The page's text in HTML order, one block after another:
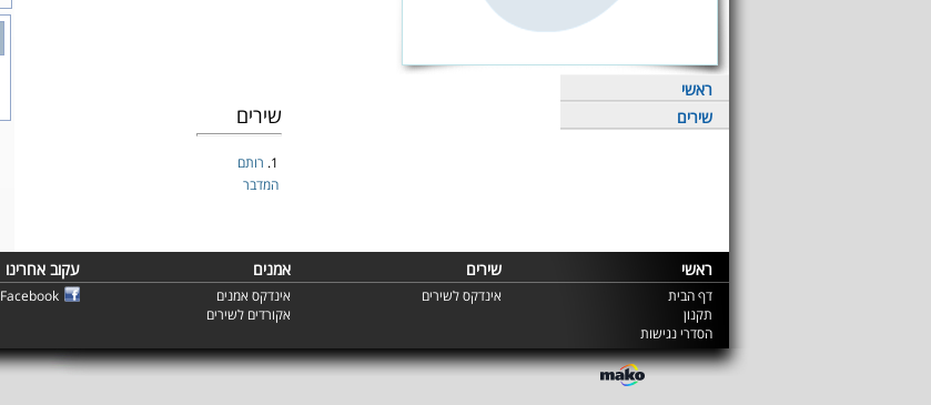
ראשי
שירים
שירים
1. רותם
המדבר
ראשי שירים אמנים עקוב אחרינו
דף הבית
תקנון
הסדרי נגישות
אינדקס לשירים
אינדקס אמנים
אקורדים לשירים
Facebook